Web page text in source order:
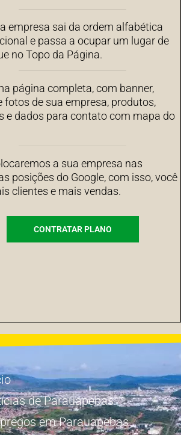
empresa sai da ordem alfabética
e passa a ocupar um lugar de
no Topo da Página.
página completa, com banner,
fotos de sua empresa, produtos,
e dados para contato com mapa do
a sua empresa nas
posições do Google, com isso, você
clientes e mais vendas.
CONTRATAR PLANO
de Parauapebas
em Parauapebas